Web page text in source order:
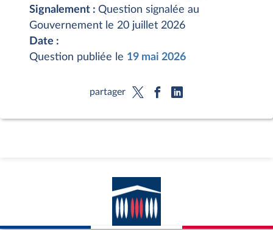
Signalement : Question signalée au
Gouvernement le 20 juillet 2026
Date :
Question publiée le 19 mai 2026
partager